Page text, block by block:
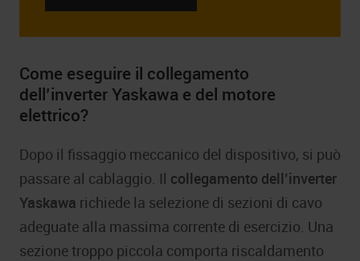
Come eseguire il collegamento
dell’inverter Yaskawa e del motore
elettrico?
Dopo il fissaggio meccanico del dispositivo, si può
passare al cablaggio. Il collegamento dell’inverter
Yaskawa richiede la selezione di sezioni di cavo
adeguate alla massima corrente di esercizio. Una
sezione troppo piccola comporta riscaldamento